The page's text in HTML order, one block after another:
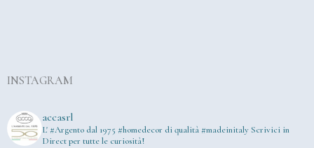
INSTAGRAM
accasrl
L' #Argento dal 1975 #homedecor di qualità #madeinitaly Scrivici in
Direct per tutte le curiosità!